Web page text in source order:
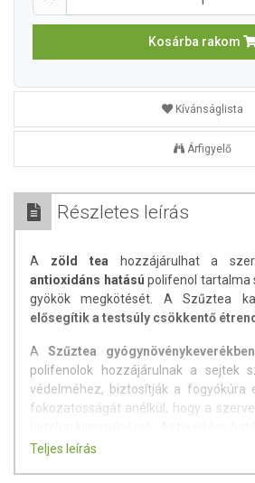
Kosárba rakom
Kívánságlista
Árfigyelő
Részletes leírás
A zöld tea hozzájárulhat a
antioxidáns hatású polifenol tartalma
gyökök megkötését. A Szűztea
elősegítik a testsúly csökkentő
A Szűztea gyógynövénykeverékben
polifenolok hozzájárulnak a sejtek
védelméhez, biztosítják a fogyókúra
fokozatosságát anélkül, hogy a
hatást fejtenek ki a szervezet
Teljes leírás